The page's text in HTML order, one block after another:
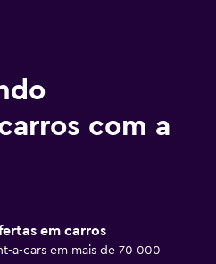
com a
em carros
a-cars em mais de 70 000